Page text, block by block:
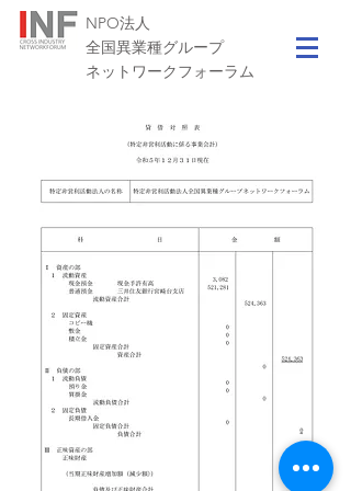
NPO法人
​全国異業種グループ
ネットワークフォーラム